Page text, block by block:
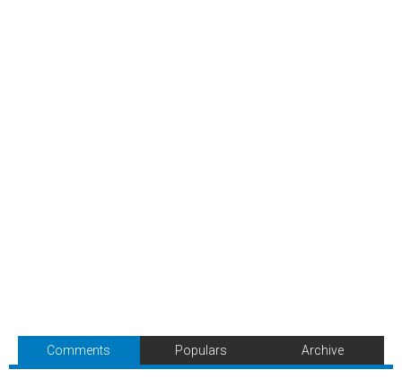
Comments Populars Archive